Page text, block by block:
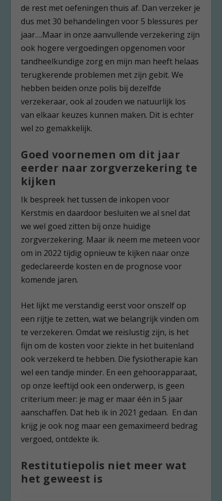
de rest met oefeningen thuis af. Dan verzeker je
dus met 30 behandelingen voor 5 blessures per
jaar….Maar in onze aanvullende verzekering zijn
ook hogere vergoedingen opgenomen voor
tandheelkundige zorg en mijn man heeft helaas
terugkerende problemen met zijn gebit. We
hebben beiden onze polis bij dezelfde
verzekeraar, ook al zouden we natuurlijk los
van elkaar keuzes kunnen maken. Dit is echter
wel zo gemakkelijk.
Goed voornemen om dit jaar
eerder naar zorgverzekering te
kijken
Ik bespreek het tussen de inkopen voor
Kerstmis en daardoor besluiten we al snel dat
we wel goed zitten bij onze huidige
zorgverzekering. Maar ik neem me meteen voor
om in 2022 tijdig opnieuw te kijken naar onze
gedeclareerde kosten en de prognose voor
komende jaren.
Het lijkt me verstandig eerst voor onszelf op
een rijtje te zetten, wat we belangrijk vinden om
te verzekeren. Omdat we reislustig zijn, is het
fijn om de kosten voor ziekte in het buitenland
ook verzekerd te hebben. Die fysiotherapie kan
wel een tandje minder. En een gehoorapparaat,
op onze leeftijd ook een onderwerp, is geen
criterium meer: je mag er maar één in 5 jaar
aanschaffen. Dat heb ik in 2021 gedaan. En dan
krijg je ook nog maar een gemaximeerd bedrag
vergoed, ontdekte ik.
Restitutiepolis niet meer wat
het geweest is